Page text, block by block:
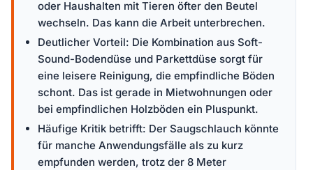
oder Haushalten mit Tieren öfter den Beutel
wechseln. Das kann die Arbeit unterbrechen.
Deutlicher Vorteil: Die Kombination aus Soft-
Sound-Bodendüse und Parkettdüse sorgt für
eine leisere Reinigung, die empfindliche Böden
schont. Das ist gerade in Mietwohnungen oder
bei empfindlichen Holzböden ein Pluspunkt.
Häufige Kritik betrifft: Der Saugschlauch könnte
für manche Anwendungsfälle als zu kurz
empfunden werden, trotz der 8 Meter